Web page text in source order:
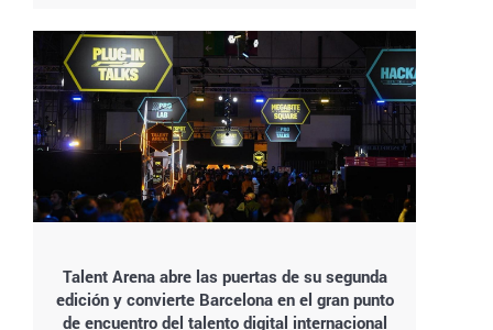
Talent Arena abre las puertas de su segunda
edición y convierte Barcelona en el gran punto
de encuentro del talento digital internacional